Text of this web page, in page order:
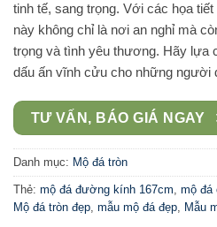
tinh tế, sang trọng. Với các họa
này không chỉ là nơi an nghỉ mà
trọng và tình yêu thương. Hãy lựa
dấu ấn vĩnh cửu cho những người
TƯ VẤN, BÁO GIÁ NGAY
Danh mục: Mộ đá tròn
Thẻ: mộ đá đường kính 167cm, mộ đá
Mộ đá tròn đẹp, mẫu mộ đá đẹp, Mẫu